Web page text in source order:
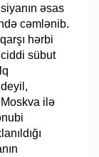
əsas
cəmlənib.
hərbi
ciddi sübut
ilə